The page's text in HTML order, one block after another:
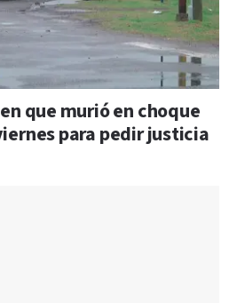
que murió en choque
para pedir justicia